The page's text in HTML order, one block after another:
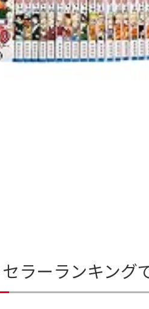
ラーランキング